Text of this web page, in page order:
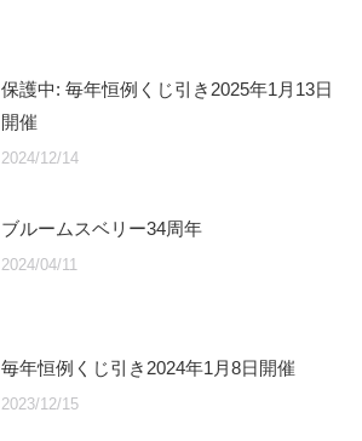
保護中: 毎年恒例くじ引き2025年1月13日
開催
2024/12/14
ブルームスベリー34周年
2024/04/11
毎年恒例くじ引き2024年1月8日開催
2023/12/15